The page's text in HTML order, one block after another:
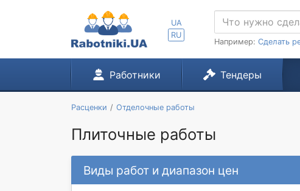
UA
RU
Например: Сделать
Работники Тендеры
Расценки Отделочные работы
Плиточные работы
Виды работ и диапазон цен